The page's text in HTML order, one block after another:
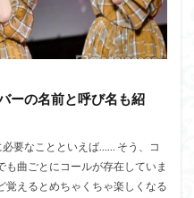
ーの名前と呼び名も紹
要なことといえば…… そう、コ
曲ごとにコールが存在していま
覚えるとめちゃくちゃ楽しくなる